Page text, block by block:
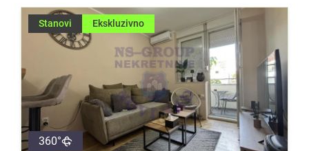
Stanovi Ekskluzivno
360°